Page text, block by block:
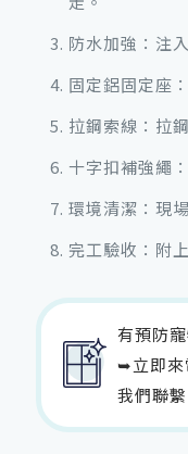
防水加強：注
固定鋁固定座
拉鋼索線：拉
十字扣補強繩
環境清潔：現
完工驗收：附
有預防
➥立即來
我們聯繫